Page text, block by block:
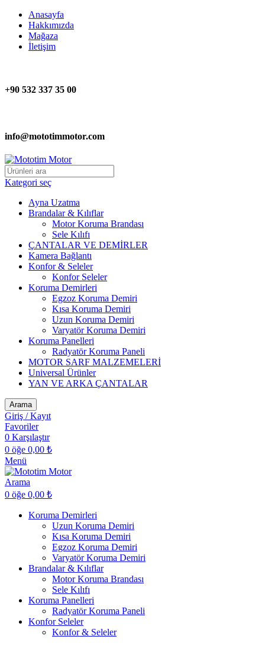
Anasayfa
Hakkımızda
Mağaza
İletişim
+90 532 337 35 00
info@mototimmotor.com
Kategori seç
Ayna Uzatma
Brandalar & Kılıflar
Motor Koruma Brandası
Sele Kılıfı
ÇANTALAR VE DEMİRLER
Kamera Bağlantı
Konfor & Seleler
Konfor Seleler
Koruma Demirleri
Egzoz Koruma Demiri
Kısa Koruma Demiri
Uzun Koruma Demiri
Varyatör Koruma Demiri
Koruma Panelleri
Radyatör Koruma Paneli
MOTOR SARF MALZEMELERİ
Universal Ürünler
YAN VE ARKA ÇANTALAR
Arama
Giriş / Kayıt
Favoriler
0 Karşılaştır
0 öğe 0,00 ₺
Menü
Arama
0 öğe 0,00 ₺
Koruma Demirleri
Uzun Koruma Demiri
Kısa Koruma Demiri
Egzoz Koruma Demiri
Varyatör Koruma Demiri
Brandalar & Kılıflar
Motor Koruma Brandası
Sele Kılıfı
Koruma Panelleri
Radyatör Koruma Paneli
Konfor Seleler
Konfor & Seleler